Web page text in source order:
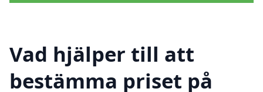
Vad hjälper till att
bestämma priset på